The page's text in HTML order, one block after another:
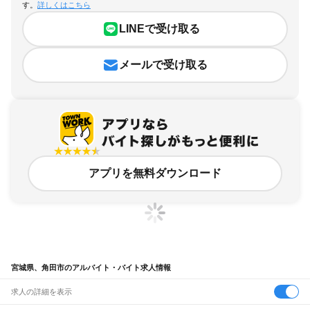
す。 詳しくはこちら
LINEで受け取る
メールで受け取る
アプリを無料ダウンロード
宮城県、角田市のアルバイト・バイト求人情報
求人の詳細を表示